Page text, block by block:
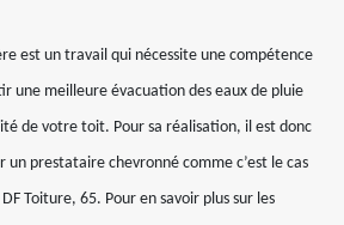
est un travail qui nécessite une compétence
une meilleure évacuation des eaux de pluie
de votre toit. Pour sa réalisation, il est donc
prestataire chevronné comme c’est le cas
Toiture, 65. Pour en savoir plus sur les